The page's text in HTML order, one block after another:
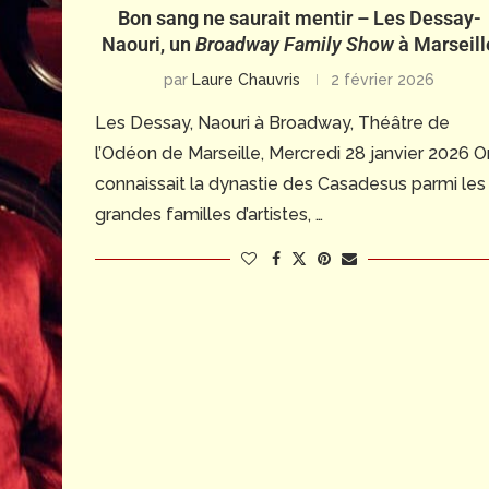
Bon sang ne saurait mentir – Les Dessay-
Naouri, unBroadway Family Showà
par Laure Chauvris 2 février 2026
Les Dessay, Naouri à Broadway, Théâtre de
l’Odéon de Marseille, Mercredi 28 janvier 2026
connaissait la dynastie des Casadesus parmi les
grandes familles d’artistes, …